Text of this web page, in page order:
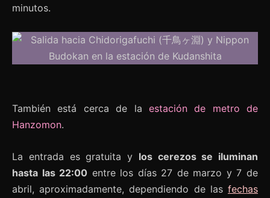
minutos.
También está cerca de la estación de metro de
Hanzomon.
La entrada es gratuita y los cerezos se iluminan
hasta las 22:00 entre los días 27 de marzo y 7 de
abril, aproximadamente, dependiendo de las fechas